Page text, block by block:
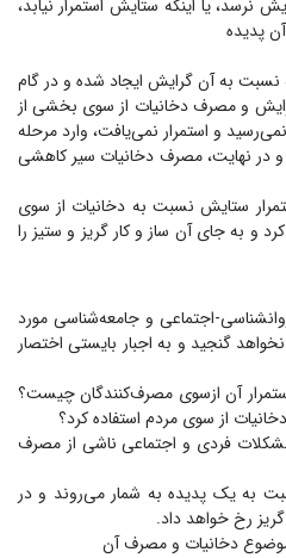
نرسد، یا اینکه ستایش استمرار نیابد،
پدیده
نسبت به آن گرایش ایجاد شده و در گام
و مصرف دخانیات از سوی بخشی از
و استمرار نمی‌یافت، وارد مرحله
و در نهایت، مصرف دخانیات سیر کاهشی
ستایش نسبت به دخانیات از سوی
و به جای آن ساز و کار گریز و ستیز را
اجتماعی و جامعه‌شناسی مورد
گنجید و به اجبار بایستی اختصار
آن ازسوی مصرف‌کنندگان چیست؟
از سوی مردم استفاده کرد؟
فردی و اجتماعی ناشی از مصرف
به یک پدیده به شمار می‌روند و در
رخ خواهد داد.
دخانیات و مصرف آن